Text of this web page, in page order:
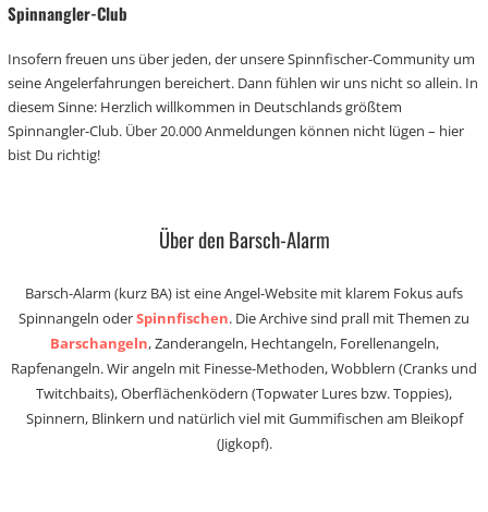
Spinnangler-Club
Insofern freuen uns über jeden, der unsere Spinnfischer-Community um
seine Angelerfahrungen bereichert. Dann fühlen wir uns nicht so allein. In
diesem Sinne: Herzlich willkommen in Deutschlands größtem
Spinnangler-Club. Über 20.000 Anmeldungen können nicht lügen – hier
bist Du richtig!
Über den Barsch-Alarm
Barsch-Alarm (kurz BA) ist eine Angel-Website mit klarem Fokus aufs
Spinnangeln oderSpinnfischen. Die Archive sind prall mit Themen zu
Barschangeln, Zanderangeln, Hechtangeln, Forellenangeln,
Rapfenangeln. Wir angeln mit Finesse-Methoden, Wobblern (Cranks und
Twitchbaits), Oberflächenködern (Topwater Lures bzw. Toppies),
Spinnern, Blinkern und natürlich viel mit Gummifischen am Bleikopf
(Jigkopf).